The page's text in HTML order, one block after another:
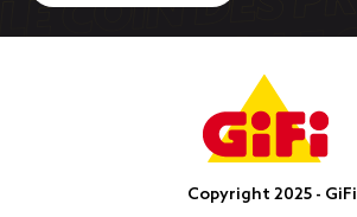
Copyright 2025 - GiFi